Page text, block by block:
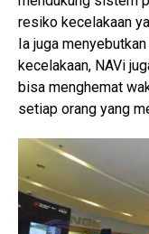
resiko kecelakaan
Ia juga
kecelakaan, NAVi
bisa menghemat
setiap orang yang